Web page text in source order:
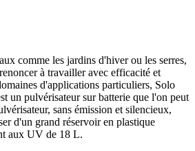
comme les jardins d'hiver ou les serres,
à travailler avec efficacité et
d'applications particuliers, Solo
un pulvérisateur sur batterie que l'on peut
sans émission et silencieux,
d'un grand réservoir en plastique
aux UV de 18 L.